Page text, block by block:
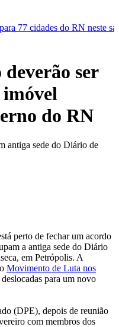
sábado
Polícia Civil
ser
do RN
antiga sede do Diário de
perto de fechar um acordo
a antiga sede do Diário
em Petrópolis. A
Movimento de Luta nos
deslocadas para um novo
(DPE), depois de reunião
com membros dos